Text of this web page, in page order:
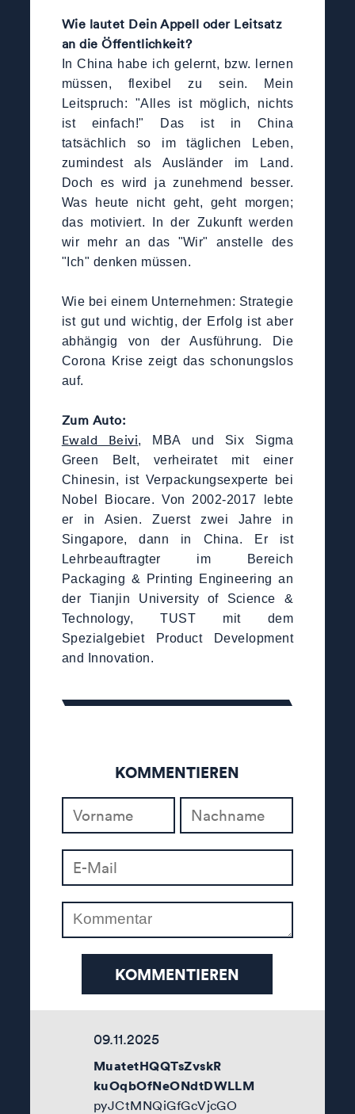
Wie lautet Dein Appell oder Leitsatz
an die Öffentlichkeit?
In China habe ich gelernt, bzw. lernen
müssen, flexibel zu sein. Mein
Leitspruch: "Alles ist möglich, nichts
ist einfach!" Das ist in China
tatsächlich so im täglichen Leben,
zumindest als Ausländer im Land.
Doch es wird ja zunehmend besser.
Was heute nicht geht, geht morgen;
das motiviert. In der Zukunft werden
wir mehr an das "Wir" anstelle des
"Ich" denken müssen.
Wie bei einem Unternehmen: Strategie
ist gut und wichtig, der Erfolg ist aber
abhängig von der Ausführung. Die
Corona Krise zeigt das schonungslos
auf.
Zum Auto:
Ewald Beivi, MBA und Six Sigma
Green Belt, verheiratet mit einer
Chinesin, ist Verpackungsexperte bei
Nobel Biocare. Von 2002-2017 lebte
er in Asien. Zuerst zwei Jahre in
Singapore, dann in China. Er ist
Lehrbeauftragter im Bereich
Packaging & Printing Engineering an
der Tianjin University of Science &
Technology, TUST mit dem
Spezialgebiet Product Development
and Innovation.
KOMMENTIEREN
KOMMENTIEREN
09.11.2025
MuatetHQQTsZvskR
kuOqbOfNeONdtDWLLM
pyJCtMNQiGfGcVjcGO